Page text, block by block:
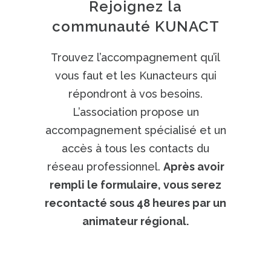
Rejoignez la
communauté KUNACT
Trouvez l’accompagnement qu’il
vous faut et les Kunacteurs qui
répondront à vos besoins.
L’association propose un
accompagnement spécialisé et un
accès à tous les contacts du
réseau professionnel. Après avoir
rempli le formulaire, vous serez
recontacté sous 48 heures par un
animateur régional.